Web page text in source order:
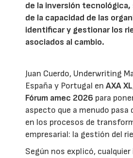
de la inversión tecnológica,
de la capacidad de las
identificar y gestionar los
asociados al cambio.
Juan Cuerdo, Underwriting
España y Portugal enAXA XL
Fórum amec 2026 para
aspecto que a menudo pasa
en los procesos de
empresarial: la gestión del
Según nos explicó,